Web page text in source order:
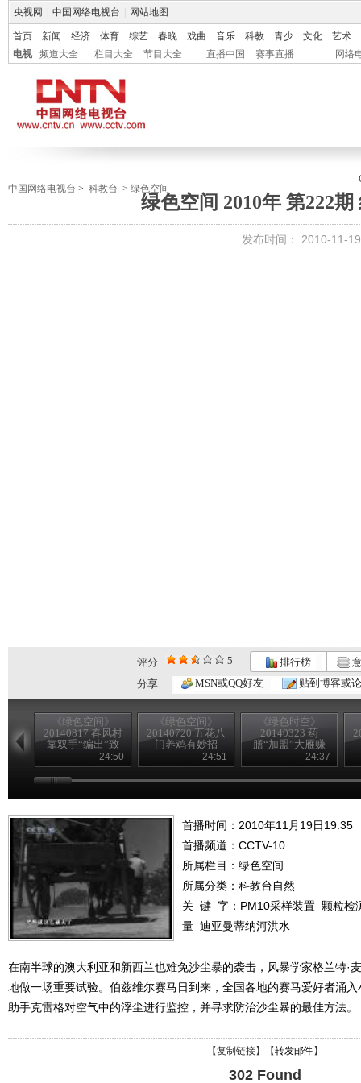
央视网 中国网络电视台 网站地图
首页 新闻 经济 体育 综艺 春晚 戏曲 音乐 科教 青少 文化
艺术
电视
频道大全 栏目大全 节目大全 直播中国 赛事直播 网络
中国网络电视台 > 科教台 > 绿色空间
绿色空间 2010年 第222
发布时间： 2010-11-
评分 5 排行榜
分享
MSN或QQ好友 贴到博客或
《绿色空间》
20140817 春风村
靠双手“编出”致
24:50
《绿色空间》
20140720 五花八
门养鸡有妙招
24:51
《绿色时空》
20140323 药
膳“加盟”大雁赚
得意外财富24:37
首播时间：2010年11月19日19:35
首播频道： CCTV-10
所属栏目： 绿色空间
所属分类：科教台自然
关 键 字： PM10采样装置 颗粒检
量 迪亚曼蒂纳河洪水
在南半球的澳大利亚和新西兰也难免沙尘暴的袭击，风暴学家格兰特·
地做一场重要试验。伯兹维尔赛马日到来，全国各地的赛马爱好者涌
助手克雷格对空气中的浮尘进行监控，并寻求防治沙尘暴的最佳方法。
【复制链接】【转发邮件 】
302 Found